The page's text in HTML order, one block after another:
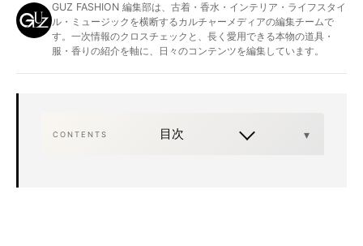
GUZ FASHION 編集部は、古着・香水・インテリア・ライフスタイ
ル・ミュージックを横断するカルチャーメディアの編集チームで
す。一次情報のクロスチェックと、長く愛用できる本物の道具・
服・香りの紹介を軸に、日々のコンテンツを編集しています。
CONTENTS 目次